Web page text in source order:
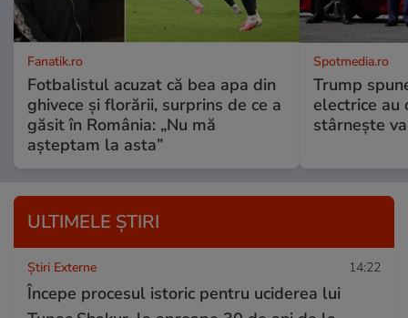
Fanatik.ro
Fotbalistul acuzat că bea apa din
ghivece și florării, surprins de ce a
găsit în România: „Nu mă
așteptam la asta”
Spotmedia.ro
Trump
electrice au
stârnește
ULTIMELE ȘTIRI
Știri Externe 14:22
Începe procesul istoric pentru uciderea lui